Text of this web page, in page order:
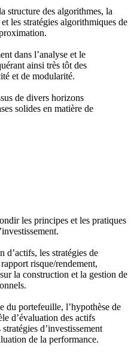
structure des algorithmes, la
les stratégies algorithmiques de
dans l’analyse et le
ainsi très tôt des
et de modularité.
de divers horizons
solides en matière de
les principes et les pratiques
d’actifs, les stratégies de
risque/rendement,
la construction et la gestion de
du portefeuille, l’hypothèse de
d’évaluation des actifs
d’investissement
de la performance.